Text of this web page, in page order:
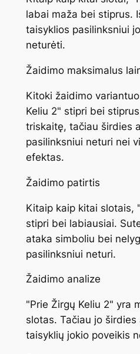
labai maža bei stiprus.
taisyklios pasilinksniui
neturėti.
Žaidimo maksimalus
Kitoki žaidimo
Keliu 2" stipri bei
triskaitę, tačiau širdies
pasilinksniui neturi nei
efektas.
Žaidimo patirtis
Kitaip kaip kitai slotais,
stipri bei labiausiai.
ataka simboliu bei
pasilinksniui neturi.
Žaidimo analize
"Prie Žirgų Keliu 2" yra
slotas. Tačiau jo
taisyklių jokio poveikis